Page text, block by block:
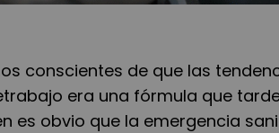
conscientes de que las
era una fórmula que
es obvio que la emergencia